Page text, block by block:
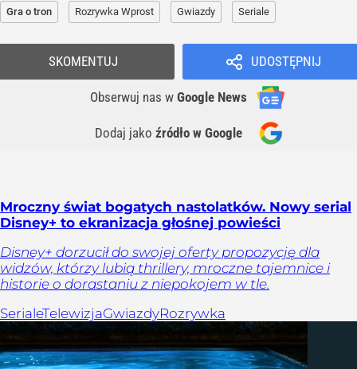
Gra o tron Rozrywka Wprost Gwiazdy Seriale
UDOSTĘPNIJ
Obserwuj nas w Google News
Dodaj jako źródło w Google
SKOMENTUJ
Mroczny świat bogatych nastolatków. Nowy serial
Disney+ to ekranizacja głośnej powieści
Disney+ dorzucił do swojej oferty propozycję dla
widzów, którzy lubią thrillery, mroczne tajemnice i
historie o dorastaniu z niepokojem w tle.
SerialeTelewizjaGwiazdyRozrywka